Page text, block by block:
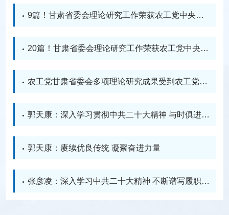
9篇！甘肃省委会理论研究工作荣获农工党中央表
20篇！甘肃省委会理论研究工作荣获农工党中央表
农工党甘肃省委会多项理论研究成果受到农工党中
郭天康：深入学习贯彻中共二十大精神 与时俱进做
郭天康：赓续优良传统 凝聚奋进力量
张彦凌：深入学习中共二十大精神 不断谱写履职尽